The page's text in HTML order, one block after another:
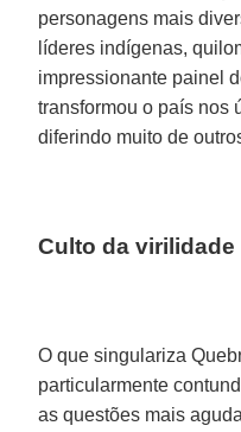
personagens mais
líderes indígenas,
impressionante painel
transformou o país nos
diferindo muito de
Culto da virilidade
O que singulariza
particularmente
as questões mais